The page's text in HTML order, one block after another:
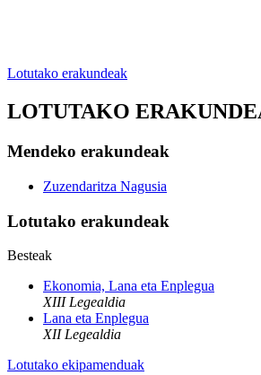
Lotutako erakundeak
LOTUTAKO
Mendeko erakundeak
Zuzendaritza Nagusia
Lotutako erakundeak
Besteak
Ekonomia, Lana eta Enplegua
XIII Legealdia
Lana eta Enplegua
XII Legealdia
Lotutako ekipamenduak